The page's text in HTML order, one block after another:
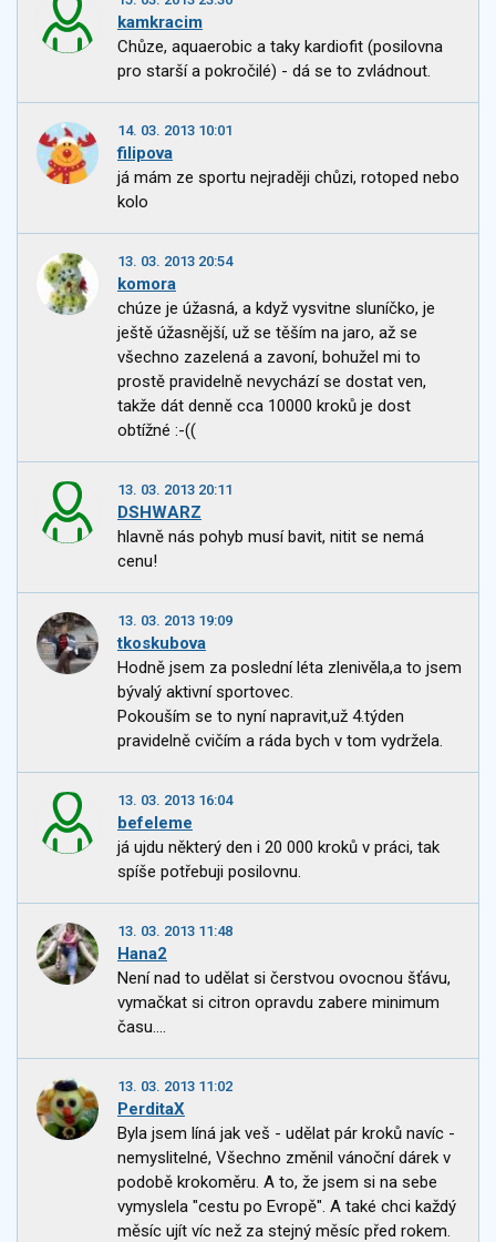
kamkracim
Chůze, aquaerobic a taky kardiofit (posilovna
pro starší a pokročilé) - dá se to zvládnout.
14. 03. 2013 10:01
filipova
já mám ze sportu nejraději chůzi, rotoped nebo
kolo
13. 03. 2013 20:54
komora
chúze je úžasná, a když vysvitne sluníčko, je
ještě úžasnější, už se těším na jaro, až se
všechno zazelená a zavoní, bohužel mi to
prostě pravidelně nevychází se dostat ven,
takže dát denně cca 10000 kroků je dost
obtížné :-((
13. 03. 2013 20:11
DSHWARZ
hlavně nás pohyb musí bavit, nitit se nemá
cenu!
13. 03. 2013 19:09
tkoskubova
Hodně jsem za poslední léta zlenivěla,a to jsem
bývalý aktivní sportovec.
Pokouším se to nyní napravit,už 4.týden
pravidelně cvičím a ráda bych v tom vydržela.
13. 03. 2013 16:04
befeleme
já ujdu některý den i 20 000 kroků v práci, tak
spíše potřebuji posilovnu.
13. 03. 2013 11:48
Hana2
Není nad to udělat si čerstvou ovocnou šťávu,
vymačkat si citron opravdu zabere minimum
času....
13. 03. 2013 11:02
PerditaX
Byla jsem líná jak veš - udělat pár kroků navíc -
nemyslitelné, Všechno změnil vánoční dárek v
podobě krokoměru. A to, že jsem si na sebe
vymyslela "cestu po Evropě". A také chci každý
měsíc ujít víc než za stejný měsíc před rokem.